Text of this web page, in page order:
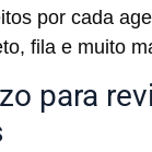
por cada
fila e muito
para